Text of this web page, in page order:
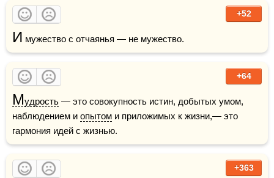
+52
И мужество с отчаянья — не мужество.
+64
Мудрость — это совокупность истин, добытых умом,
наблюдением и опытом и приложимых к жизни,— это
гармония идей с жизнью.
+363